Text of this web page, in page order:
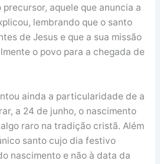
precursor, aquele que anuncia a
lembrando que o santo
de Jesus e que a sua missão
o povo para a chegada de
ainda a particularidade de a
a 24 de junho, o nascimento
raro na tradição cristã. Além
santo cujo dia festivo
nascimento e não à data da